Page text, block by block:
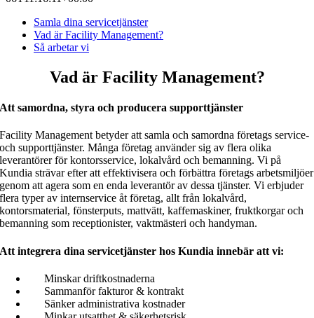
Samla dina servicetjänster
Vad är Facility Management?
Så arbetar vi
Vad är Facility Management?
Att samordna, styra och producera supporttjänster
Facility Management betyder att samla och samordna företags service-
och supporttjänster.Många företag använder sig av flera olika
leverantörer för kontorsservice, lokalvård och bemanning. Vi på
Kundia strävar efter att effektivisera och förbättra företags arbetsmiljöer
genom att agera som en enda leverantör av dessa tjänster. Vi erbjuder
flera typer av internservice åt företag, allt från lokalvård,
kontorsmaterial, fönsterputs, mattvätt, kaffemaskiner, fruktkorgar och
bemanning som receptionister, vaktmästeri och handyman.
Att integrera dina servicetjänster hos Kundia innebär att vi:
Minskar driftkostnaderna
Sammanför fakturor & kontrakt
Sänker administrativa kostnader